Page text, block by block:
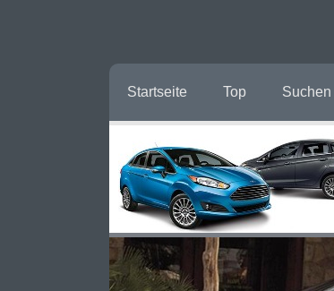
Startseite Top Suchen